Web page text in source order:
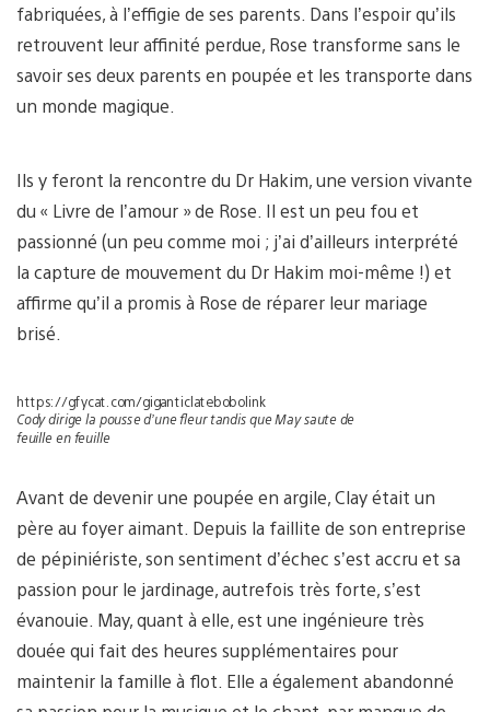
fabriquées, à l’effigie de ses parents. Dans l’espoir qu’ils
retrouvent leur affinité perdue, Rose transforme sans le
savoir ses deux parents en poupée et les transporte dans
un monde magique.
Ils y feront la rencontre du Dr Hakim, une version vivante
du « Livre de l’amour » de Rose. Il est un peu fou et
passionné (un peu comme moi ; j’ai d’ailleurs interprété
la capture de mouvement du Dr Hakim moi-même !) et
affirme qu’il a promis à Rose de réparer leur mariage
brisé.
https://gfycat.com/giganticlatebobolink
Cody dirige la pousse d’une fleur tandis que May saute de
feuille en feuille
Avant de devenir une poupée en argile, Clay était un
père au foyer aimant. Depuis la faillite de son entreprise
de pépiniériste, son sentiment d’échec s’est accru et sa
passion pour le jardinage, autrefois très forte, s’est
évanouie. May, quant à elle, est une ingénieure très
douée qui fait des heures supplémentaires pour
maintenir la famille à flot. Elle a également abandonné